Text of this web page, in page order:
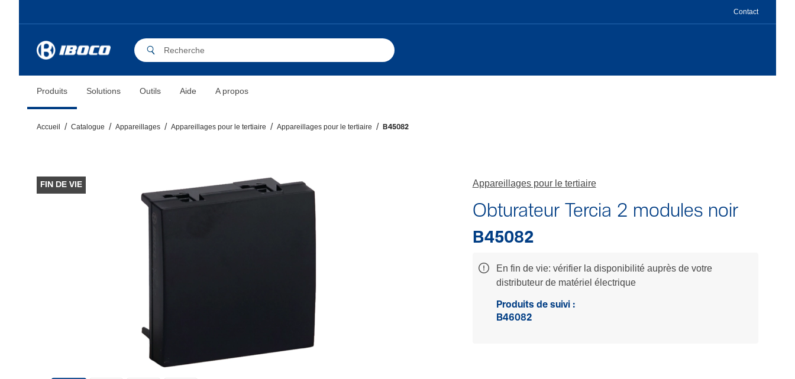
Contact
Produits Solutions Outils Aide A propos
Accueil Catalogue Appareillages Appareillages pour le tertiaire Appareillages pour le tertiaire B45082
FIN DE VIE Appareillages pour le tertiaire
Obturateur Tercia 2 modules noir
B45082
En fin de vie: vérifier la disponibilité auprès de votre
distributeur de matériel électrique
Produits de suivi :
B46082